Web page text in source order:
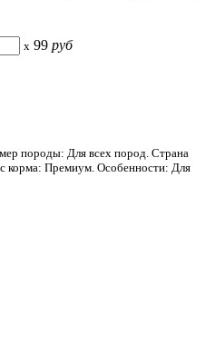
x 99 руб
породы: Для всех пород. Страна
корма: Премиум. Особенности: Для